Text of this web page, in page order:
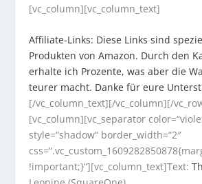
[vc_column][vc_column_text]
Affiliate-Links: Diese Links sind
Produkten von Amazon. Durch den
erhalte ich Prozente, was aber die
teurer macht. Danke für eure
[/vc_column_text][/vc_column][/
[vc_column][vc_separator
style=“shadow“ border_width=“2″
!important;}“][vc_column_text]Text: